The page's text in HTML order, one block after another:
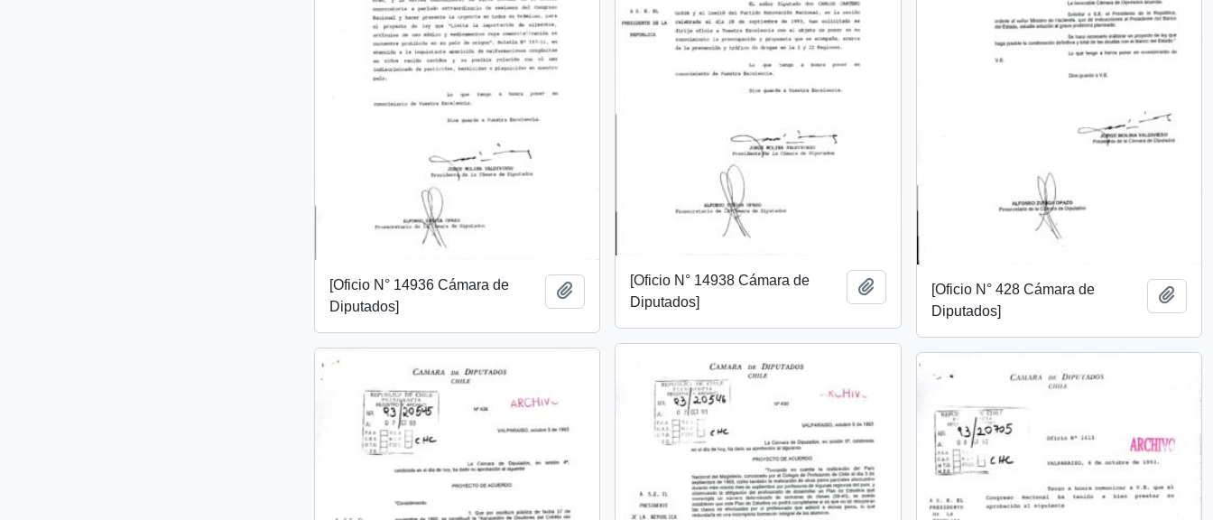
[Oficio N° 14938 Cámara de
Diputados]
Add to clipboard
[Oficio N° 14936 Cámara de
Diputados]
Add to clipboard
[Oficio N° 428 Cámara de
Diputados]
Add